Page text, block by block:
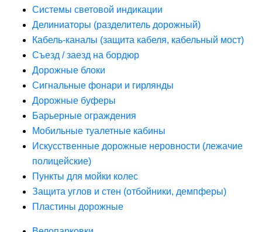
Системы световой индикации
Делиниаторы (разделитель дорожный)
Кабель-каналы (защита кабеля, кабельный мост)
Съезд / заезд на бордюр
Дорожные блоки
Сигнальные фонари и гирлянды
Дорожные буферы
Барьерные ограждения
Мобильные туалетные кабины
Искусственные дорожные неровности (лежачие
полицейские)
Пункты для мойки колес
Защита углов и стен (отбойники, демпферы)
Пластины дорожные